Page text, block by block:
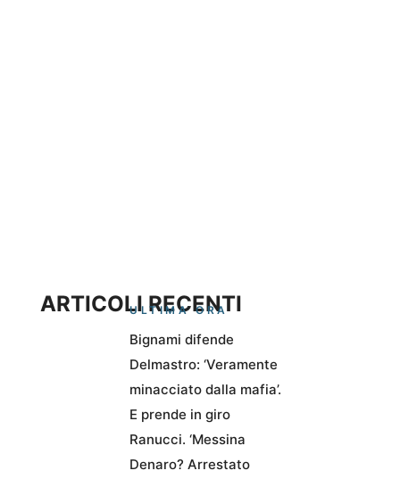
ARTICOLI RECENTI
ULTIMA ORA
Bignami difende
Delmastro: ‘Veramente
minacciato dalla mafia’.
E prende in giro
Ranucci. ‘Messina
Denaro? Arrestato